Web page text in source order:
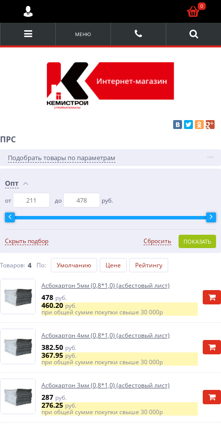
МЕНЮ
ПРС
Подобрать товары по параметрам
Опт
от до руб.
Скрыть подбор ПОКАЗАТЬ
Сбросить
Товаров: 4 По: Умолчанию Цене Рейтингу
Асбокартон 5мм (0,8*1,0) (асбестовый лист)
478 руб.
460.20руб.
при общей сумме покупки свыше 30 000р
Асбокартон 4мм (0,8*1,0) (асбестовый лист)
382.50 руб.
367.95руб.
при общей сумме покупки свыше 30 000р
Асбокартон 3мм (0,8*1,0) (асбестовый лист)
287 руб.
276.25руб.
при общей сумме покупки свыше 30 000р
0